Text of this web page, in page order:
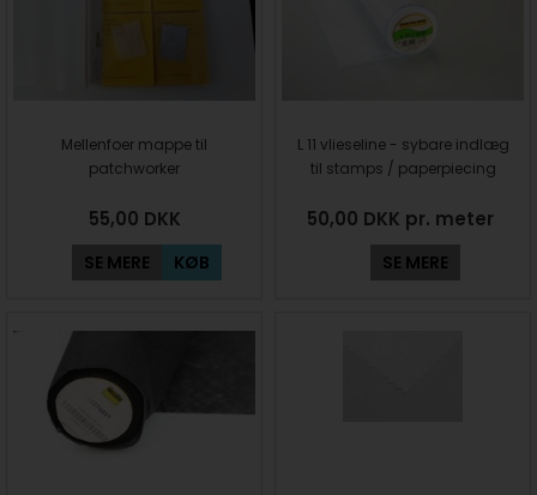
Mellenfoer mappe til
patchworker
55,00 DKK
SE MERE KØB
L 11 vlieseline - sybare indlæg
til stamps / paperpiecing
50,00 DKK pr. meter
SE MERE